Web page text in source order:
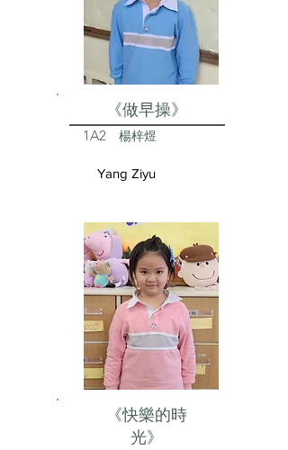
《做早操》
1A2 楊梓煜
Yang Ziyu
《快樂的時
光》